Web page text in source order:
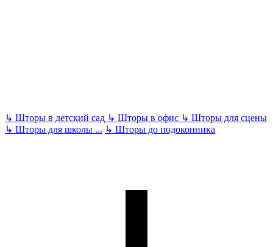
↳ Шторы в детский сад ↳ Шторы в офис ↳ Шторы для сцены
↳ Шторы для школы ... ↳ Шторы до подоконника